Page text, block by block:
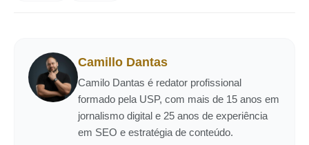
Camillo Dantas
Camilo Dantas é redator profissional
formado pela USP, com mais de 15 anos em
jornalismo digital e 25 anos de experiência
em SEO e estratégia de conteúdo.